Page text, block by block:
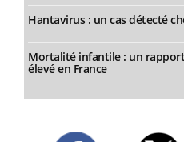
Hantavirus : un cas détecté
Mortalité infantile : un
élevé en France